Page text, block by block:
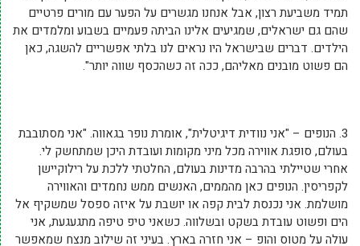
תמיד משביעת רצון, אבל אנחנו מגשרים על הפער עם מורים פרטיים
שהם גם ישראלים, שמגיעים אלינו הביתה פעמיים בשבוע ומלמדים את
הילדים. דברים שבישראל היו נראים לנו בלתי אפשריים להשגה, כאן
הם פשוט מובנים מאליהם, ככה זה כשהכסף שווה יותר".
3. הנופים – "אני נוודית דיגיטלית", אומרת נופר בגאווה. "אני מסתובבת
בעולם, סופגת אווירה מכל מיני מקומות ועובדת היכן שמתחשק לי.
אחרי שטיילתי בהרבה מדינות בעולם, החלטתי ללכת על רילוקיישן
לקפריסין. הנופים כאן מהממים, האנשים ממש נחמדים והאווירה
מושלמת. אני נכנסת לבית קפה או יושבת על איזה ספסל שמשקיף אל
הים ופשוט עובדת בשקט ובשלווה. כשאני טיפ טיפה מתגעגעת, אני
עולה על מטוס והופ – אני חזרה בארץ. בעיני זה שילוב מנצח שמאפשר